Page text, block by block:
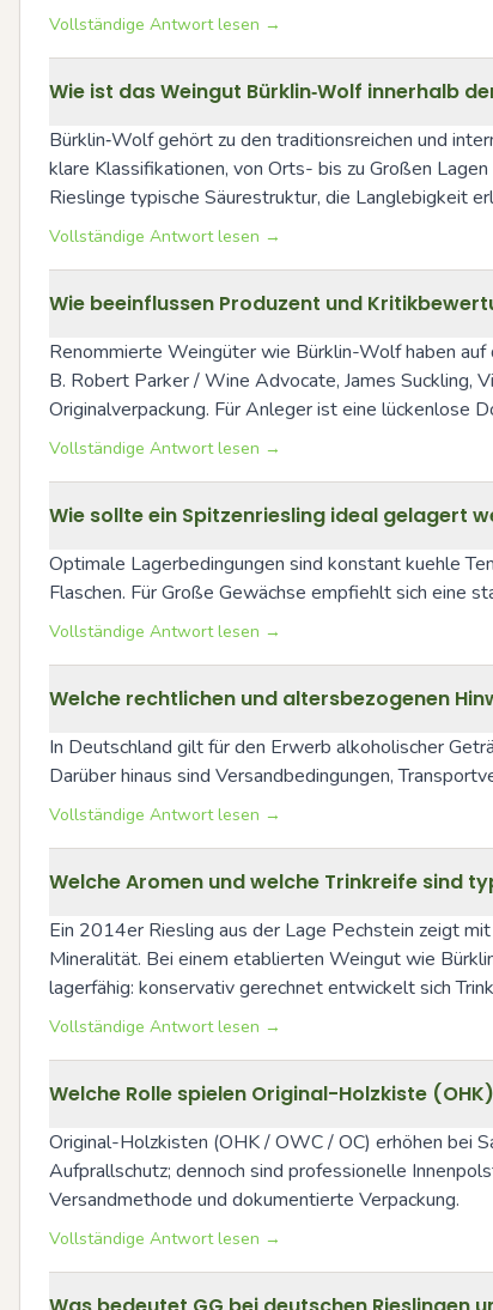
Vollständige Antwort lesen →
Wie ist das Weingut Bürklin‑Wolf innerhalb
Bürklin‑Wolf gehört zu den traditionsreichen und
klare Klassifikationen, von Orts- bis zu Großen
Rieslinge typische Säurestruktur, die Langlebigkeit
Vollständige Antwort lesen →
Wie beeinflussen Produzent und
Renommierte Weingüter wie Bürklin-Wolf haben
B. Robert Parker / Wine Advocate, James Suckling,
Originalverpackung. Für Anleger ist eine lückenlose
Vollständige Antwort lesen →
Wie sollte ein Spitzenriesling ideal gelagert
Optimale Lagerbedingungen sind konstant kuehle
Flaschen. Für Große Gewächse empfiehlt sich eine
Vollständige Antwort lesen →
Welche rechtlichen und altersbezogenen
In Deutschland gilt für den Erwerb alkoholischer
Darüber hinaus sind Versandbedingungen,
Vollständige Antwort lesen →
Welche Aromen und welche Trinkreife sind
Ein 2014er Riesling aus der Lage Pechstein zeigt
Mineralität. Bei einem etablierten Weingut wie
lagerfähig: konservativ gerechnet entwickelt sich
Vollständige Antwort lesen →
Welche Rolle spielen Original-Holzkiste
Original-Holzkisten (OHK / OWC / OC) erhöhen bei
Aufprallschutz; dennoch sind professionelle
Versandmethode und dokumentierte Verpackung.
Vollständige Antwort lesen →